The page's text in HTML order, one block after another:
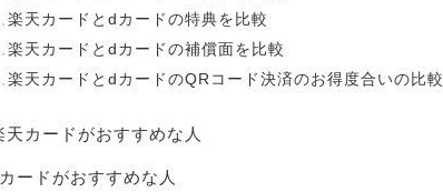
楽天カードとdカードの特典を比較
楽天カードとdカードの補償面を比較
楽天カードとdカードのQRコード決済のお得度合いの比較
天カードがおすすめな人
ードがおすすめな人